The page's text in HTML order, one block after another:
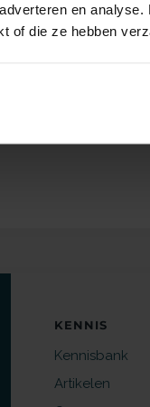
en
of die ze hebben
KENNIS
Kennisbank
Artikelen